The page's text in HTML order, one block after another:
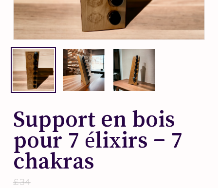
Support en bois
pour 7 élixirs – 7
chakras
£34